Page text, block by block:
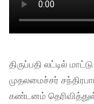
திருப்பதி லட்டில்
முதலமைச்சர்
கண்டனம்